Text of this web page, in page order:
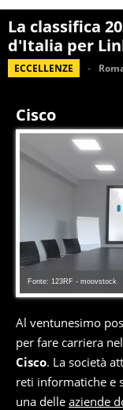
La classifica
d'Italia per
ECCELLENZE
Cisco
Fonte: 123RF - moovstock
Al ventunesimo
per fare carriera
Cisco. La società
reti informatiche e
una delle aziende